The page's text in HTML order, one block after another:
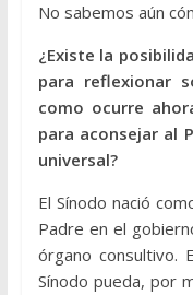
No sabemos aún
¿Existe la
para reflexionar
como ocurre
para aconsejar al
universal?
El Sínodo nació
Padre en el
órgano consultivo.
Sínodo pueda, por